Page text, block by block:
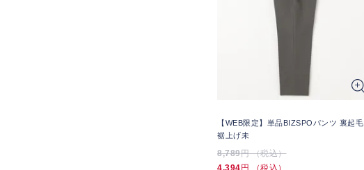
【WEB限定】単品BIZSPOパンツ 裏起毛
裾上げ未
8,789円 （税込）
4,394 円 （税込）